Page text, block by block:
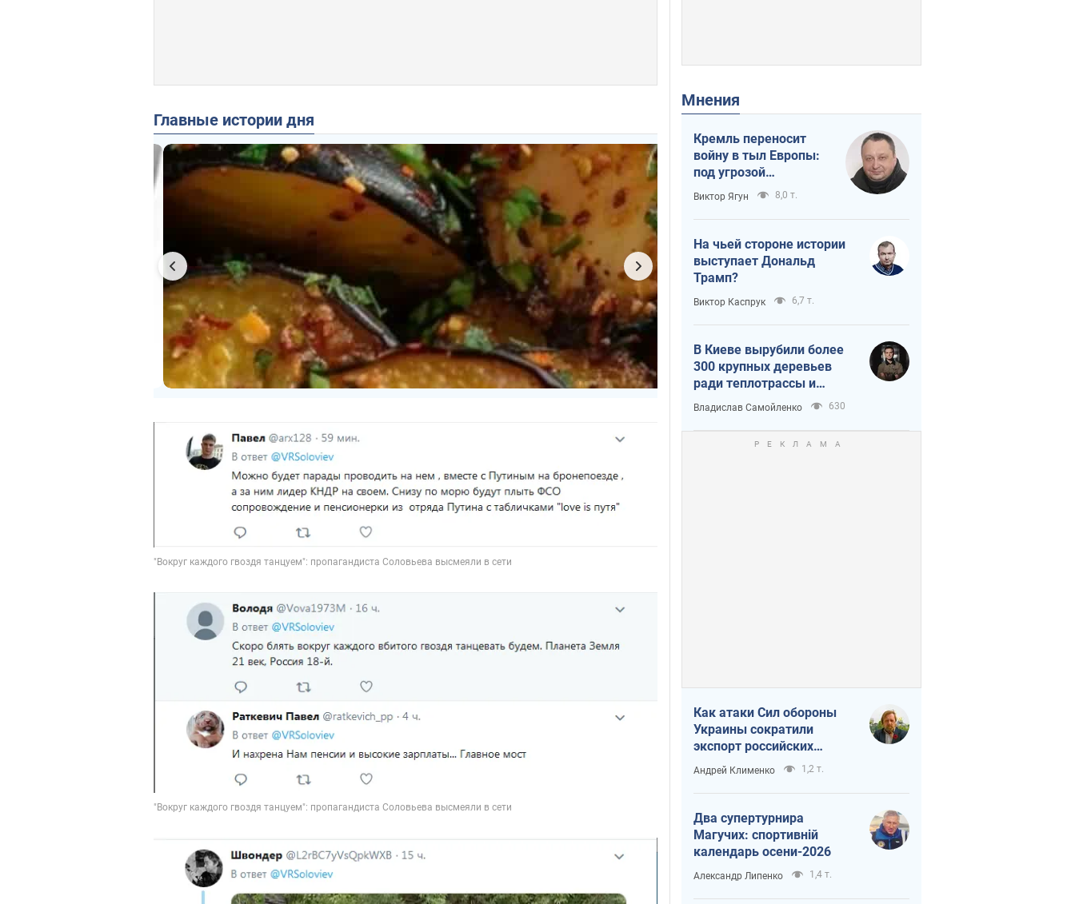
Главные истории дня
Мнения
Кремль переносит
войну в тыл Европы:
под угрозой
критическая
логистика
Виктор Ягун 8,0 т.
На чьей стороне истории
выступает Дональд
Трамп?
Виктор Каспрук 6,7 т.
В Киеве вырубили более
300 крупных деревьев
ради теплотрассы и
вопреки Генплану
Владислав Самойленко 630
Как атаки Сил обороны
Украины сократили
экспорт российских
нефтепродуктов
Андрей Клименко 1,2 т.
Два супертурнира
Магучих: спортивній
календарь осени-2026
Александр Липенко 1,4 т.